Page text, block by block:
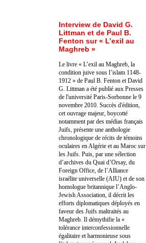
Interview de David G.
Littman et de Paul B.
Fenton sur « L’exil au
Maghreb »
Le livre « L’exil au Maghreb, la
condition juive sous l’islam 1148-
1912 » de Paul B. Fenton et David
G. Littman a été publié aux Presses
de l'université Paris-Sorbonne le 9
novembre 2010. Succès d'édition,
cet ouvrage majeur, boycotté
notamment par des médias français
Juifs, présente une anthologie
chronologique de récits de témoins
oculaires en Algérie et au Maroc sur
les Juifs. Puis, par une sélection
d’archives du Quai d’Orsay, du
Foreign Office, de l’Alliance
israélite universelle (AIU) et de son
homologue britannique l’Anglo-
Jewish Association, il décrit les
efforts diplomatiques déployés en
faveur des Juifs maltraités au
Maghreb. Il démythifie la «
tolérance interconfessionnelle
égalitaire et harmonieuse sous